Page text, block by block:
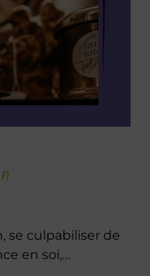
se culpabiliser de
en soi,…